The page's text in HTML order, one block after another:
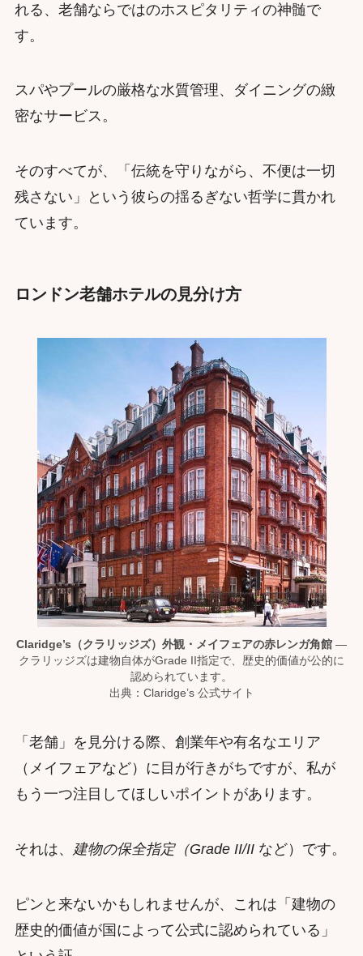
れる、老舗ならではのホスピタリティの神髄で
す。
スパやプールの厳格な水質管理、ダイニングの緻
密なサービス。
そのすべてが、「伝統を守りながら、不便は一切
残さない」という彼らの揺るぎない哲学に貫かれ
ています。
ロンドン老舗ホテルの見分け方
Claridge’s（クラリッジズ）外観・メイフェアの赤レンガ角館 —
クラリッジズは建物自体がGrade II指定で、歴史的価値が公的に
認められています。
出典：Claridge’s 公式サイト
「老舗」を見分ける際、創業年や有名なエリア
（メイフェアなど）に目が行きがちですが、私が
もう一つ注目してほしいポイントがあります。
それは、 建物の保全指定（Grade II/IIなど）です。
ピンと来ないかもしれませんが、これは「建物の
歴史的価値が国によって公式に認められている」